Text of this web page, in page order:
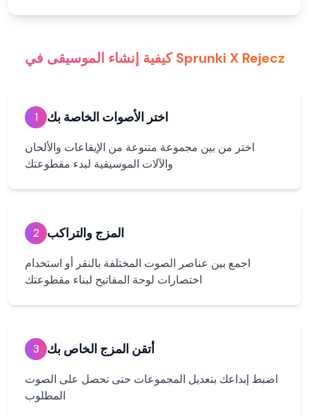
كيفية إنشاء الموسيقى في Sprunki X Rejecz
1 اختر الأصوات الخاصة بك
اختر من بين مجموعة متنوعة من الإيقاعات والألحان
والآلات الموسيقية لبدء مقطوعتك
2 المزج والتراكب
اجمع بين عناصر الصوت المختلفة بالنقر أو استخدام
اختصارات لوحة المفاتيح لبناء مقطوعتك
3 أتقن المزج الخاص بك
اضبط إبداعك بتعديل المجموعات حتى تحصل على الصوت
المطلوب